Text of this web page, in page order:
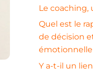
Le coaching,
Quel est le
de décision
émotionnelle
Y a-t-il un